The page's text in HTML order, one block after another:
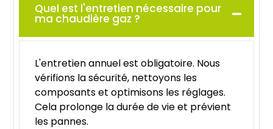
Quel est l'entretien nécessaire pour
ma chaudière gaz ?
L'entretien annuel est obligatoire. Nous
vérifions la sécurité, nettoyons les
composants et optimisons les réglages.
Cela prolonge la durée de vie et prévient
les pannes.